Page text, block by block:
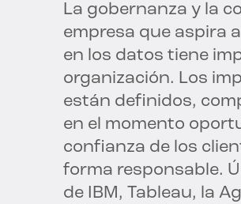
La gobernanza y la
empresa que aspira
en los datos tiene
organización. Los
están definidos,
en el momento
confianza de los
forma responsable.
de IBM, Tableau, la